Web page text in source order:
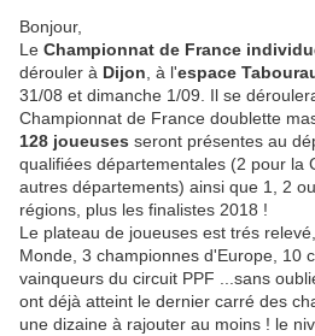
Bonjour,
Le Championnat de France
dérouler à Dijon , à l'espace
31/08 et dimanche 1/09. Il se
Championnat de France doublette
128 joueuses seront présentes au
qualifiées départementales (2 pour la
autres départements) ainsi que 1, 2
régions, plus les finalistes 2018 !
Le plateau de joueuses est trés
Monde, 3 championnes d'Europe, 10
vainqueurs du circuit PPF ...sans
ont déjà atteint le dernier carré des
une dizaine à rajouter au moins ! le